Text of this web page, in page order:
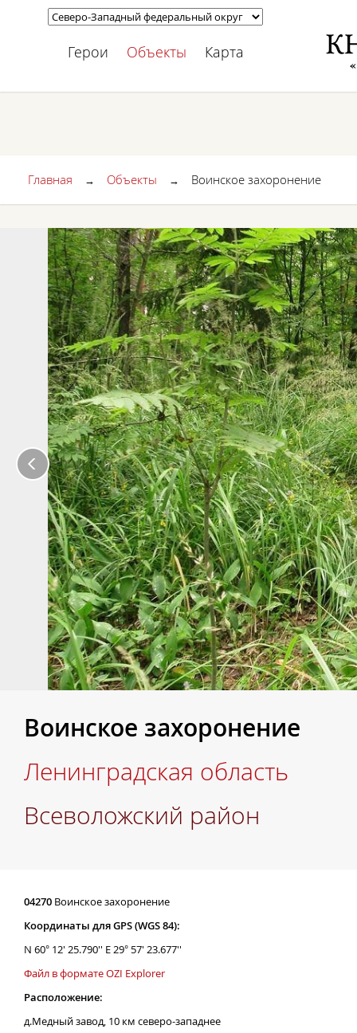
Герои Объекты Карта
Главная → Объекты → Воинское захоронение
Воинское захоронение
Ленинградская область
Всеволожский район
04270 Воинское захоронение
Координаты для GPS (WGS 84):
N 60° 12' 25.790'' E 29° 57' 23.677''
Файл в формате OZI Explorer
Расположение:
д.Медный завод, 10 км северо-западнее